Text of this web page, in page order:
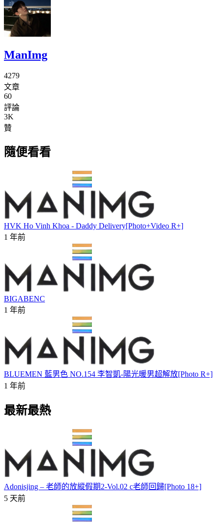
ManImg
4279
文章
60
評論
3K
贊
隨便看看
HVK Ho Vinh Khoa - Daddy Delivery[Photo+Video R+]
1 年前
BIGABENC
1 年前
BLUEMEN 藍男色 NO.154 李智凱-陽光暖男超解放[Photo R+]
1 年前
最新最熱
Adonisjing – 老師的放縱假期2-Vol.02 c老師回歸[Photo 18+]
5 天前